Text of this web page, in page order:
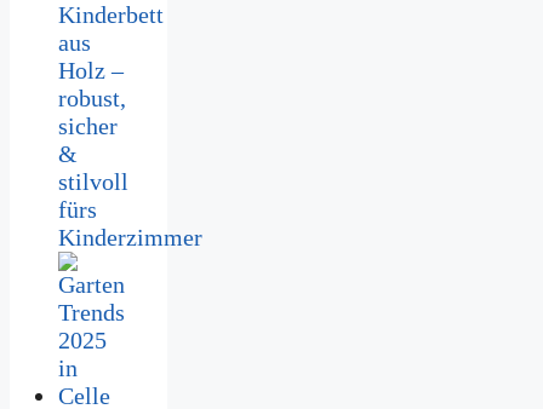
Kinderbett
aus
Holz –
robust,
sicher
&
stilvoll
fürs
Kinderzimmer